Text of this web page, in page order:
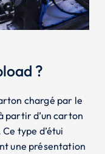
?
chargé par le
partir d’un carton
type d’étui
une présentation